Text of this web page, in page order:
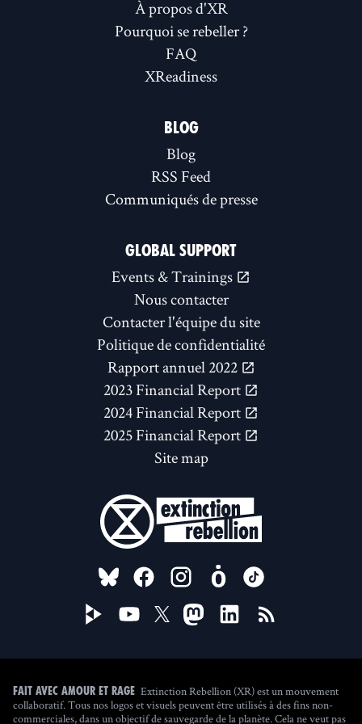
À propos d'XR
Pourquoi se rebeller ?
FAQ
XReadiness
BLOG
Blog
RSS Feed
Communiqués de presse
GLOBAL SUPPORT
Events & Trainings
Nous contacter
Contacter l'équipe du site
Politique de confidentialité
Rapport annuel 2022
2023 Financial Report
2024 Financial Report
2025 Financial Report
Site map
FOLLOW US ON
Fait avec amour et rage Extinction Rebellion (XR) est un mouvement
collaboratif. Tous nos logos et visuels peuvent être utilisés à des fins non-
commerciales, dans un objectif de sauvegarde de la planète. Cela ne veut pas